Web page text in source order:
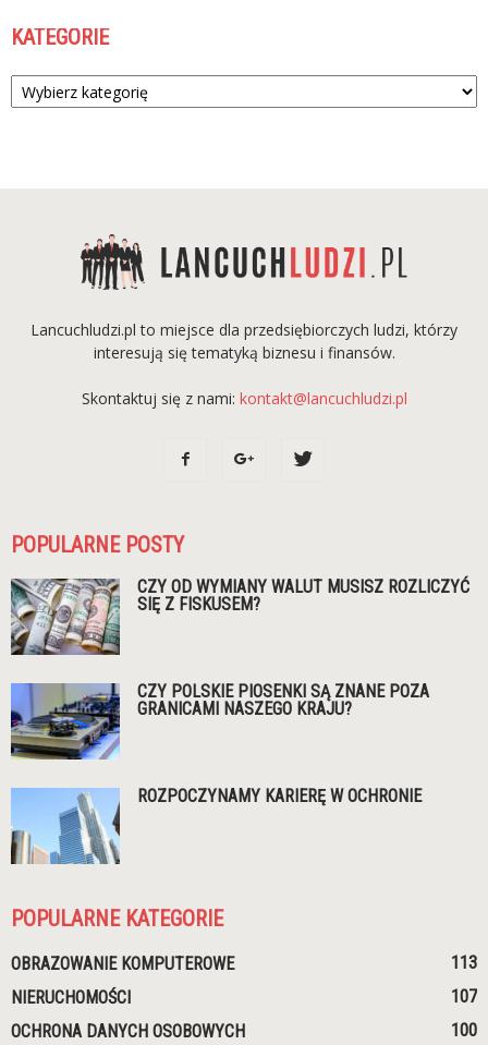
KATEGORIE
Kategorie
Lancuchludzi.pl to miejsce dla przedsiębiorczych ludzi, którzy
interesują się tematyką biznesu i finansów.
Skontaktuj się z nami: kontakt@lancuchludzi.pl
POPULARNE POSTY
CZY OD WYMIANY WALUT MUSISZ ROZLICZYĆ
SIĘ Z FISKUSEM?
CZY POLSKIE PIOSENKI SĄ ZNANE POZA
GRANICAMI NASZEGO KRAJU?
ROZPOCZYNAMY KARIERĘ W OCHRONIE
POPULARNE KATEGORIE
OBRAZOWANIE KOMPUTEROWE
113
NIERUCHOMOŚCI
107
OCHRONA DANYCH OSOBOWYCH
100